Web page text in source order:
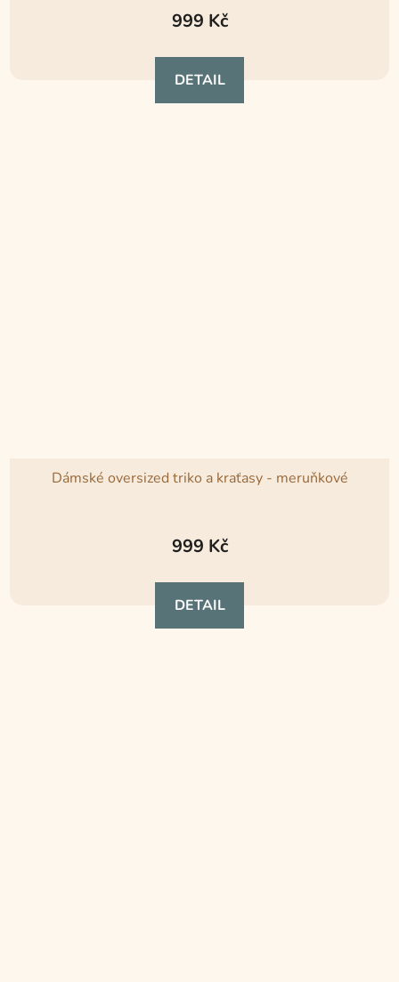
hodnocení
je
4,9
z
999 Kč
DETAIL
Dámské oversized triko a kraťasy - meruňkové
hodnocení
je
5,0
z
999 Kč
DETAIL